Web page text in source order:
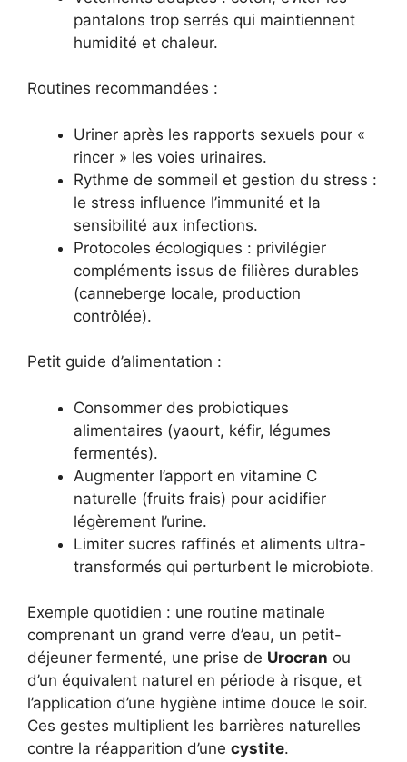
pantalons trop serrés qui maintiennent
humidité et chaleur.
Routines recommandées :
Uriner après les rapports sexuels pour «
rincer » les voies urinaires.
Rythme de sommeil et gestion du stress :
le stress influence l’immunité et la
sensibilité aux infections.
Protocoles écologiques : privilégier
compléments issus de filières durables
(canneberge locale, production
contrôlée).
Petit guide d’alimentation :
Consommer des probiotiques
alimentaires (yaourt, kéfir, légumes
fermentés).
Augmenter l’apport en vitamine C
naturelle (fruits frais) pour acidifier
légèrement l’urine.
Limiter sucres raffinés et aliments ultra-
transformés qui perturbent le microbiote.
Exemple quotidien : une routine matinale
comprenant un grand verre d’eau, un petit-
déjeuner fermenté, une prise de Urocran ou
d’un équivalent naturel en période à risque, et
l’application d’une hygiène intime douce le soir.
Ces gestes multiplient les barrières naturelles
contre la réapparition d’une cystite.